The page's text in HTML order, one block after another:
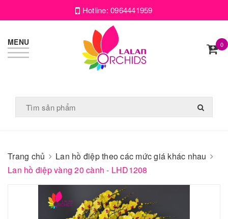
Hotline:0964441959
MENU 0
Trang chủ
Lan hồ điệp theo các mức giá khác nhau
Lan hồ điệp vàng 20 cành - LHD1208